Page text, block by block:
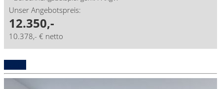
Unser Angebotspreis:
12.350,-
10.378,- € netto